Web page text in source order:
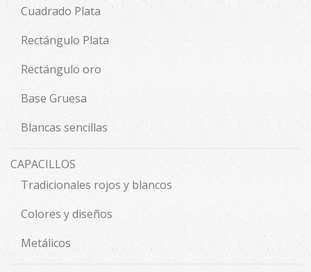
Cuadrado Plata
Rectángulo Plata
Rectángulo oro
Base Gruesa
Blancas sencillas
CAPACILLOS
Tradicionales rojos y blancos
Colores y diseños
Metálicos